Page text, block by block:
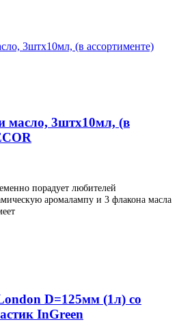
масло, 3штx10мл, (в
порадует любителей
аромалампу и 3 флакона масла
D=125мм (1л) со
InGreen